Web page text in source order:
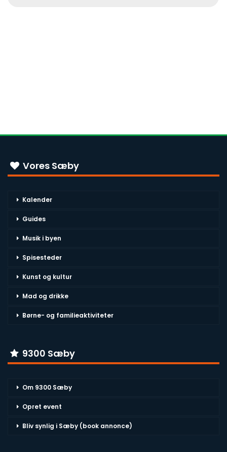
Vores Sæby
Kalender
Guides
Musik i byen
Spisesteder
Kunst og kultur
Mad og drikke
Børne- og familieaktiviteter
9300 Sæby
Om 9300 Sæby
Opret event
Bliv synlig i Sæby (book annonce)